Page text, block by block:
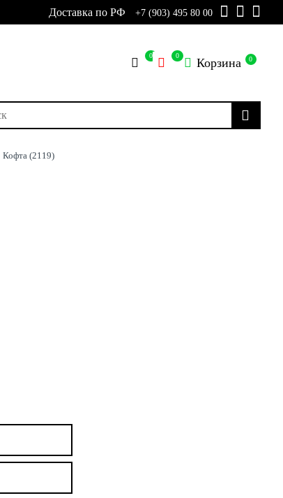
Доставка по РФ +7 (903) 495 80 00
0 0 Корзина 0
Кофта (2119)